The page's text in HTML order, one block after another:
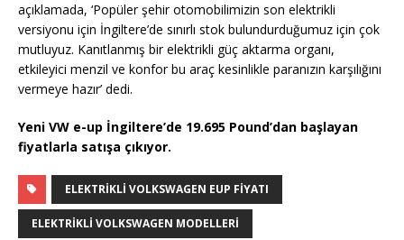
açıklamada, ‘Popüler şehir otomobilimizin son elektrikli
versiyonu için İngiltere’de sınırlı stok bulundurduğumuz için çok
mutluyuz. Kanıtlanmış bir elektrikli güç aktarma organı,
etkileyici menzil ve konfor bu araç kesinlikle paranızın karşılığını
vermeye hazır’ dedi.
Yeni VW e-up İngiltere’de 19.695 Pound’dan başlayan
fiyatlarla satışa çıkıyor.
ELEKTRIKLI VOLKSWAGEN EUP FIYATI
ELEKTRIKLI VOLKSWAGEN MODELLERI